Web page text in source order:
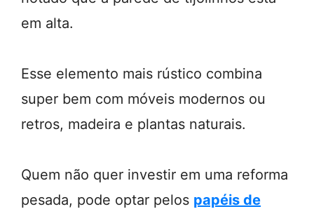
em alta.
Esse elemento mais rústico combina
super bem com móveis modernos ou
retros, madeira e plantas naturais.
Quem não quer investir em uma reforma
pesada, pode optar pelos papéis de